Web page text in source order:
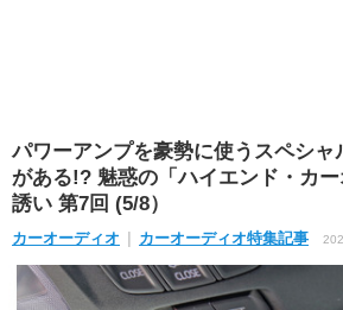
パワーアンプを豪勢に使うスペシャ
がある!? 魅惑の「ハイエンド・カ
誘い 第7回 (5/8）
カーオーディオ カーオーディオ特集記事